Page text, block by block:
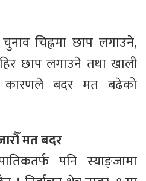
चिह्नमा छाप लगाउने,
छाप लगाउने तथा खाली
कारणले बदर मत बढेको
मत बदर
पनि स्याङ्जामा